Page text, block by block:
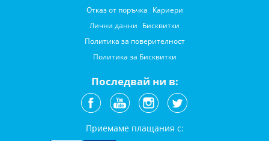
Отказ от поръчка Кариери
Лични данни Бисквитки
Политика за поверителност
Политика за Бисквитки
Последвай ни в:
Приемаме плащания с: